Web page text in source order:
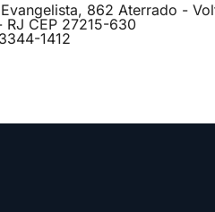
862 Aterrado -
RJ CEP 27215-630
1412